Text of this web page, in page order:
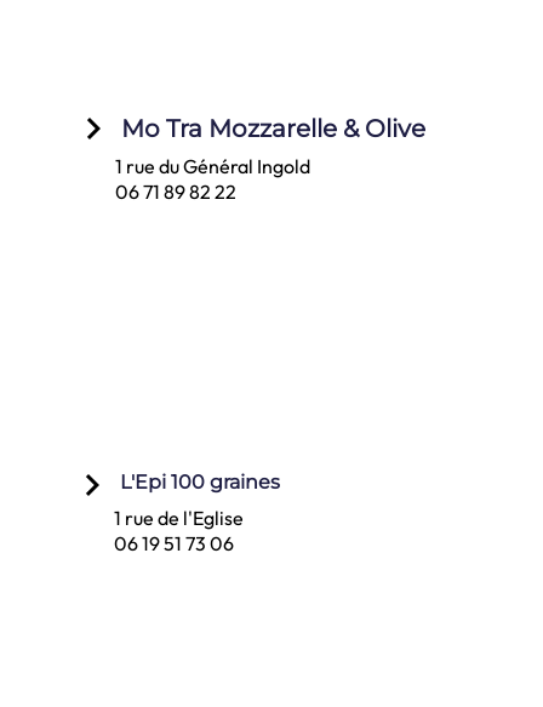
Mo Tra Mozzarelle & Olive
1 rue du Général Ingold
06 71 89 82 22
L'Epi 100 graines
1 rue de l'Eglise
06 19 51 73 06
keyboard_arrow_right
keyboard_arrow_right